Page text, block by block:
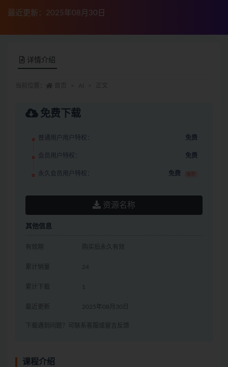
最近更新：2025年08月30日
详情介绍
免费下载
普通用户用户特权： 免费
会员用户特权： 免费
永久会员用户特权： 免费 推荐
资源名称
其他信息
有效期 购买后永久有效
累计销量 24
累计下载 1
最近更新 2025年08月30日
下载遇到问题？可联系客服或留言反馈
课程介绍